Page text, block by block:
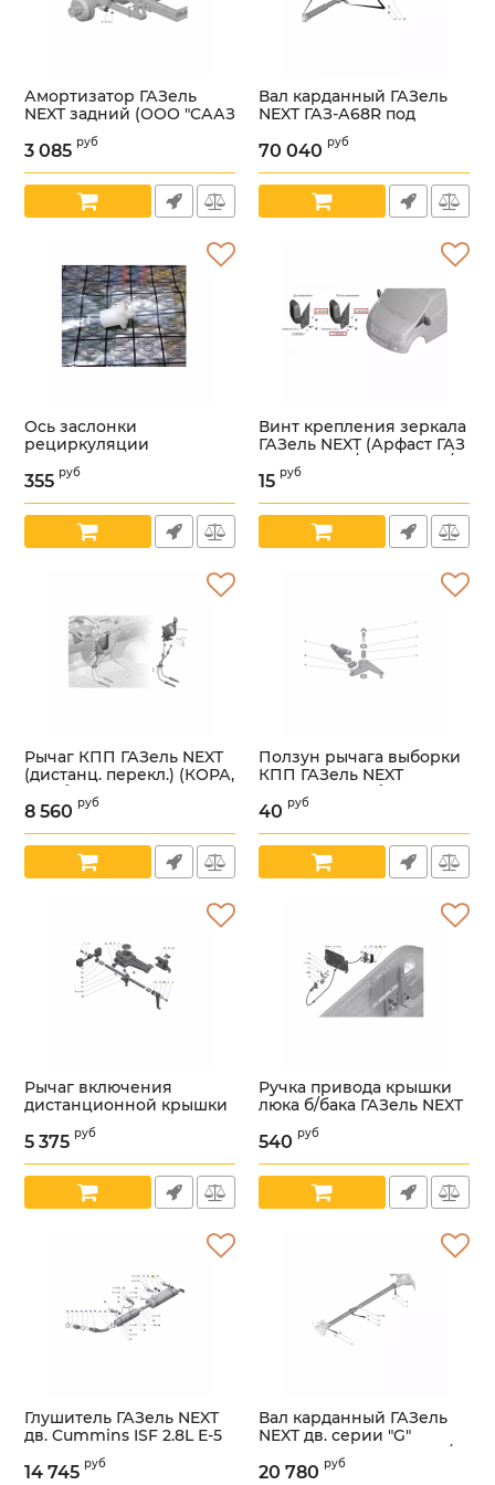
Амортизатор ГАЗель
NEXT задний (ООО "СААЗ
Комплект" ГАЗ
Оригинал) /
Артикул: УТ000005807
3 085 руб
Вал карданный ГАЗель
NEXT ГАЗ-А68R под
фланец А68R52-1701238-
10 (ф. Wanхiang ГАЗ
А68R52.2200010-10/
УТ000005831
70 040 руб
Ось заслонки
рециркуляции
отопителя ГАЗель NEXT
(ф. Songz) () /
Артикул: УТ000005743
355 руб
Винт крепления зеркала
ГАЗель NEXT (Арфаст ГАЗ
Оригинал) /.4010537801/
Артикул:
15 руб
Рычаг КПП ГАЗель NEXT
(дистанц. перекл.) (КОРА,
г. Набережные Челны
ГАЗ Оригина) /
Артикул: УТ000005784
8 560 руб
Ползун рычага выборки
КПП ГАЗель NEXT
(Восток-Амфибия ГАЗ
Оригинал) /A31R32-
Артикул: УТ000005808
40 руб
Рычаг включения
дистанционной крышки
КПП ГАЗон NEXT (ООО
"НИЖЕГОРОДСКИЕ
/С40R13-1702149-10/
УТ000004229
5 375 руб
Ручка привода крышки
люка б/бака ГАЗель NEXT
ЦМФ (ООО
"Автомобильный завод
Артикул: УТ000005694
540 руб
Глушитель ГАЗель NEXT
дв. Cummins ISF 2.8L Е-5
("Бозал-Автомотив" ГАЗ
Оригинал) /А31R22-
14 745 руб
Вал карданный ГАЗель
NEXT дв. серии "G"
(Yodon ГАЗ Оригинал) /
А21R22.2200010-51/
20 780 руб